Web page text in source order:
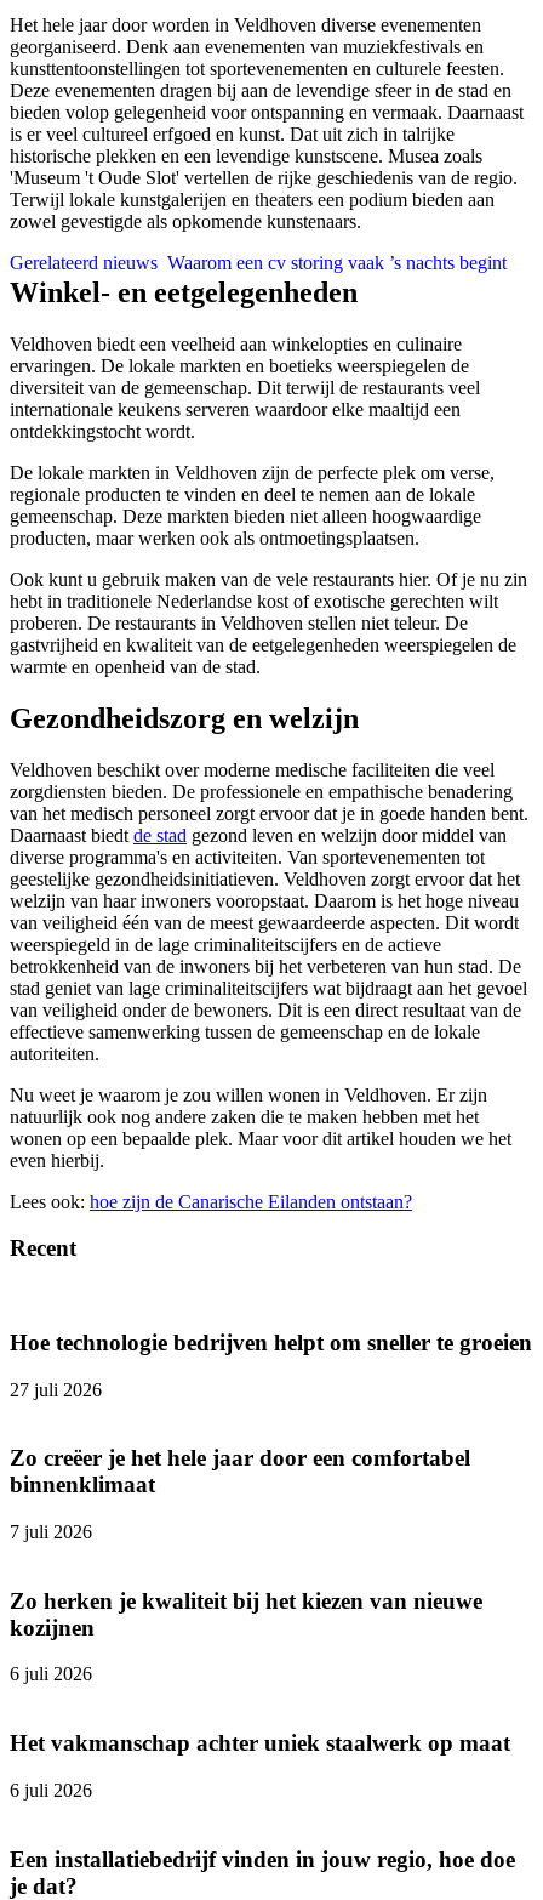
Het hele jaar door worden in Veldhoven diverse evenementen
georganiseerd. Denk aan evenementen van muziekfestivals en
kunsttentoonstellingen tot sportevenementen en culturele feesten.
Deze evenementen dragen bij aan de levendige sfeer in de stad en
bieden volop gelegenheid voor ontspanning en vermaak. Daarnaast
is er veel cultureel erfgoed en kunst. Dat uit zich in talrijke
historische plekken en een levendige kunstscene. Musea zoals
'Museum 't Oude Slot' vertellen de rijke geschiedenis van de regio.
Terwijl lokale kunstgalerijen en theaters een podium bieden aan
zowel gevestigde als opkomende kunstenaars.
Gerelateerd nieuws Waarom een cv storing vaak ’s nachts begint
Winkel- en eetgelegenheden
Veldhoven biedt een veelheid aan winkelopties en culinaire
ervaringen. De lokale markten en boetieks weerspiegelen de
diversiteit van de gemeenschap. Dit terwijl de restaurants veel
internationale keukens serveren waardoor elke maaltijd een
ontdekkingstocht wordt.
De lokale markten in Veldhoven zijn de perfecte plek om verse,
regionale producten te vinden en deel te nemen aan de lokale
gemeenschap. Deze markten bieden niet alleen hoogwaardige
producten, maar werken ook als ontmoetingsplaatsen.
Ook kunt u gebruik maken van de vele restaurants hier. Of je nu zin
hebt in traditionele Nederlandse kost of exotische gerechten wilt
proberen. De restaurants in Veldhoven stellen niet teleur. De
gastvrijheid en kwaliteit van de eetgelegenheden weerspiegelen de
warmte en openheid van de stad.
Gezondheidszorg en welzijn
Veldhoven beschikt over moderne medische faciliteiten die veel
zorgdiensten bieden. De professionele en empathische benadering
van het medisch personeel zorgt ervoor dat je in goede handen bent.
Daarnaast biedt de stad gezond leven en welzijn door middel van
diverse programma's en activiteiten. Van sportevenementen tot
geestelijke gezondheidsinitiatieven. Veldhoven zorgt ervoor dat het
welzijn van haar inwoners vooropstaat. Daarom is het hoge niveau
van veiligheid één van de meest gewaardeerde aspecten. Dit wordt
weerspiegeld in de lage criminaliteitscijfers en de actieve
betrokkenheid van de inwoners bij het verbeteren van hun stad. De
stad geniet van lage criminaliteitscijfers wat bijdraagt aan het gevoel
van veiligheid onder de bewoners. Dit is een direct resultaat van de
effectieve samenwerking tussen de gemeenschap en de lokale
autoriteiten.
Nu weet je waarom je zou willen wonen in Veldhoven. Er zijn
natuurlijk ook nog andere zaken die te maken hebben met het
wonen op een bepaalde plek. Maar voor dit artikel houden we het
even hierbij.
Lees ook: hoe zijn de Canarische Eilanden ontstaan?
Recent
Hoe technologie bedrijven helpt om sneller te groeien
27 juli 2026
Zo creëer je het hele jaar door een comfortabel
binnenklimaat
7 juli 2026
Zo herken je kwaliteit bij het kiezen van nieuwe
kozijnen
6 juli 2026
Het vakmanschap achter uniek staalwerk op maat
6 juli 2026
Een installatiebedrijf vinden in jouw regio, hoe doe
je dat?